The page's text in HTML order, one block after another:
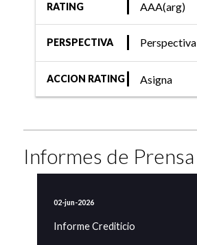
RATING AAA(arg)
PERSPECTIVA
ACCION RATING Asigna
Informes de Prensa
02-jun-2026
Informe Crediticio